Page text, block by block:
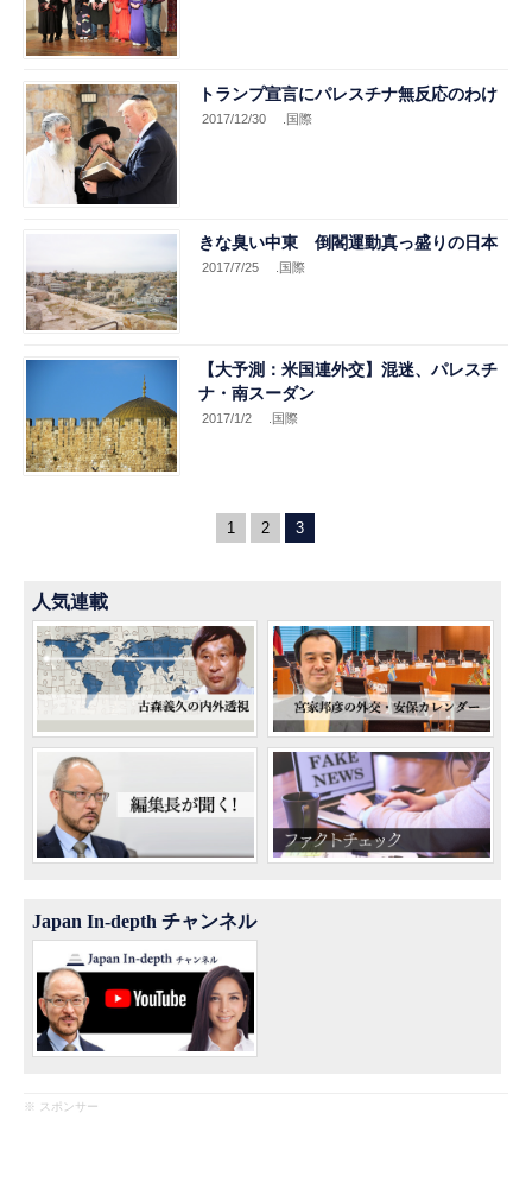
トランプ宣言にパレスチナ無反応のわけ
2017/12/30 .国際
きな臭い中東 倒閣運動真っ盛りの日本
2017/7/25 .国際
【大予測：米国連外交】混迷、パレスチ
ナ・南スーダン
2017/1/2 .国際
1 2 3
人気連載
Japan In-depth チャンネル
※ スポンサー